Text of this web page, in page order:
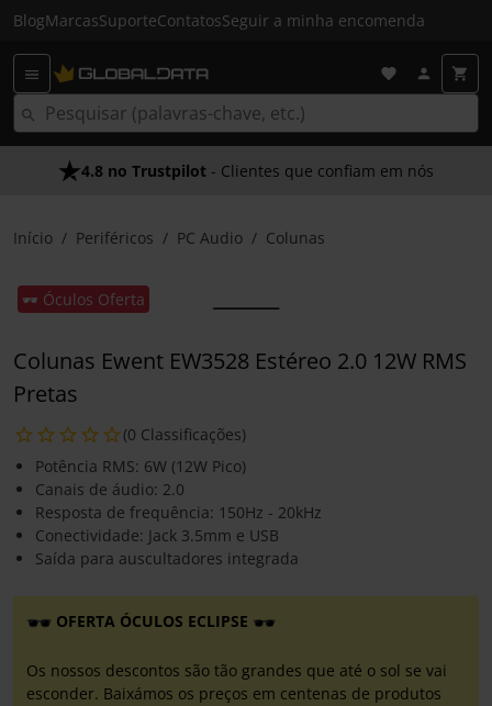
BlogMarcasSuporteContatosSeguir a minha encomenda
4.8 no Trustpilot - Clientes que confiam em nós
Início Periféricos PC Audio Colunas
🕶️ Óculos Oferta
Colunas Ewent EW3528 Estéreo 2.0 12W RMS
Pretas
(0 Classificações)
Potência RMS: 6W (12W Pico)
Canais de áudio: 2.0
Resposta de frequência: 150Hz - 20kHz
Conectividade: Jack 3.5mm e USB
Saída para auscultadores integrada
OFERTA ÓCULOS ECLIPSE
Os nossos descontos são tão grandes que até o sol se vai
esconder. Baixámos os preços em centenas de produtos